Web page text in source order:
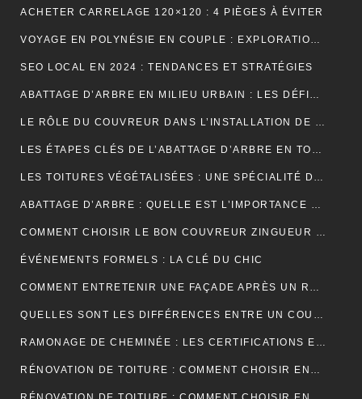
ACHETER CARRELAGE 120×120 : 4 PIÈGES À ÉVITER
VOYAGE EN POLYNÉSIE EN COUPLE : EXPLORATION DE SES PLUS BELLES ÎLES
SEO LOCAL EN 2024 : TENDANCES ET STRATÉGIES
ABATTAGE D’ARBRE EN MILIEU URBAIN : LES DÉFIS SPÉCIFIQUES
LE RÔLE DU COUVREUR DANS L’INSTALLATION DE PANNEAUX SOLAIRES
LES ÉTAPES CLÉS DE L’ABATTAGE D’ARBRE EN TOUTE SÉCURITÉ
LES TOITURES VÉGÉTALISÉES : UNE SPÉCIALITÉ DU COUVREUR
ABATTAGE D’ARBRE : QUELLE EST L’IMPORTANCE DE L’ASSURANCE ?
COMMENT CHOISIR LE BON COUVREUR ZINGUEUR POUR VOTRE PROJET ?
ÉVÉNEMENTS FORMELS : LA CLÉ DU CHIC
COMMENT ENTRETENIR UNE FAÇADE APRÈS UN RAVALEMENT PROJETÉ ?
QUELLES SONT LES DIFFÉRENCES ENTRE UN COURS DE PIANO À DOMICILE ET CHEZ UN PROFESSEUR ?
RAMONAGE DE CHEMINÉE : LES CERTIFICATIONS ET LABELS À CONNAÎTRE
RÉNOVATION DE TOITURE : COMMENT CHOISIR ENTRE LES DIFFÉRENTS TYPES D’ISOLANTS ?